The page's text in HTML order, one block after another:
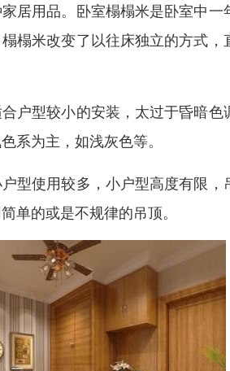
居用品。卧室榻榻米是卧室中
榻米改变了以往床独立的方式
户型较小的安装，太过于昏暗
系为主，如浅灰色等。
型使用较多，小户型高度有限
单的或是不规律的吊顶。